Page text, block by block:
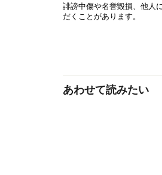
あわせて読みたい